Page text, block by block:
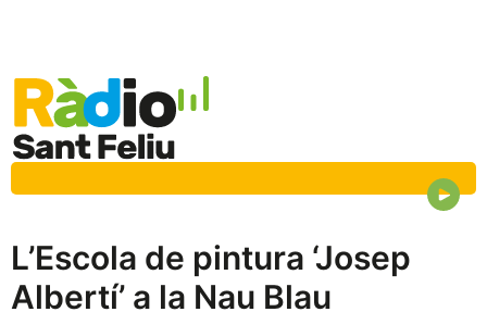
L’Escola de pintura ‘Josep
Albertí’ a la Nau Blau